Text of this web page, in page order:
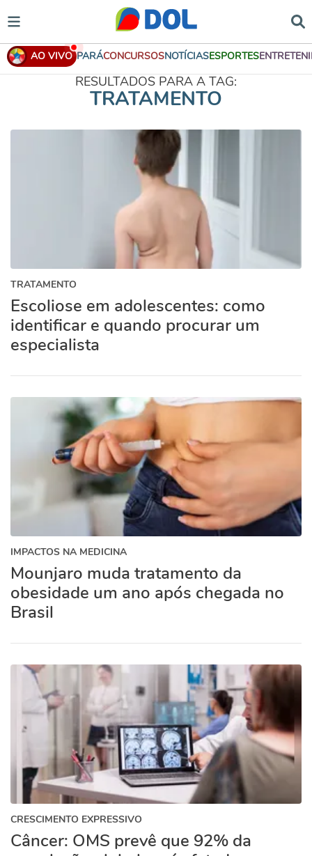
AO VIVO PARÁCONCURSOSNOTÍCIASESPORTES
RESULTADOS PARA A TAG:
TRATAMENTO
TRATAMENTO
Escoliose em adolescentes: como
identificar e quando procurar um
especialista
IMPACTOS NA MEDICINA
Mounjaro muda tratamento da
obesidade um ano após chegada no
Brasil
CRESCIMENTO EXPRESSIVO
Câncer: OMS prevê que 92% da